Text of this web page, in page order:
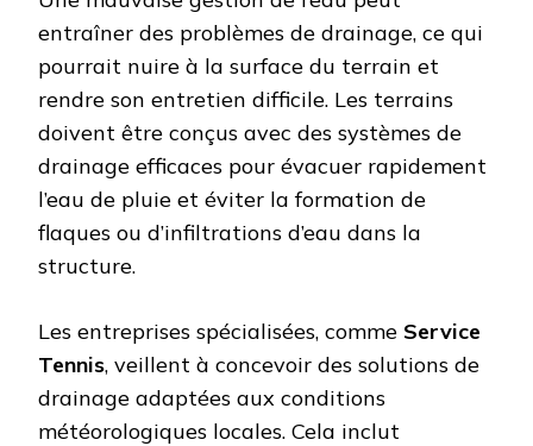
entraîner des problèmes de drainage, ce qui
pourrait nuire à la surface du terrain et
rendre son entretien difficile. Les terrains
doivent être conçus avec des systèmes de
drainage efficaces pour évacuer rapidement
l’eau de pluie et éviter la formation de
flaques ou d’infiltrations d’eau dans la
structure.
Les entreprises spécialisées, comme Service
Tennis, veillent à concevoir des solutions de
drainage adaptées aux conditions
météorologiques locales. Cela inclut